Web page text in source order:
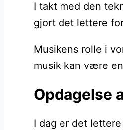
I takt med den
gjort det lettere
Musikens rolle i
musik kan være
Opdagelse
I dag er det